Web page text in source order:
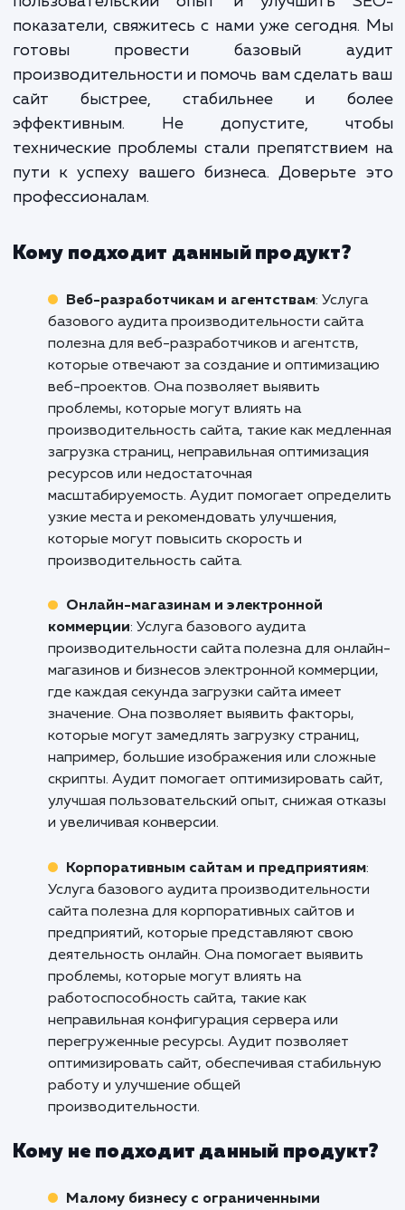
влияет на его поисковую
Поисковые системы, такие как
учитывают скорость загрузки
при ранжировании, что
оптимизацию
важным элементом SEO-стратегии.
Если вы готовы улучшить
вашего сайта, обеспечить
пользовательский опыт и улучшить
показатели, свяжитесь с нами уже
готовы провести базовый
производительности и помочь вам сделать
сайт быстрее, стабильнее и
эффективным. Не допустите,
технические проблемы стали
пути к успеху вашего бизнеса. Доверьте
профессионалам.
Кому подходит данный продукт?
Веб-разработчикам и агентствам
базового аудита производительности сайта
полезна для веб-разработчиков и агентств,
которые отвечают за создание и
веб-проектов. Она позволяет выявить
проблемы, которые могут влиять на
загрузка страниц, неправильная
ресурсов или недостаточная
масштабируемость. Аудит помогает
узкие места и рекомендовать улучшения,
которые могут повысить скорость и
производительность сайта.
Онлайн-магазинам и электронной
коммерции : Услуга базового аудита
производительности сайта полезна для
где каждая секунда загрузки сайта имеет
которые могут замедлять загрузку страниц,